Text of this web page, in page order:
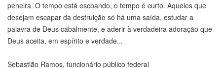
peneira. O tempo está escoando, o tempo é curto. Aqueles que
desejam escapar da destruição só há uma saída, estudar a
palavra de Deus cabalmente, e aderir à verdadeira adoração que
Deus aceita, em espírito e verdade...
Sebastião Ramos, funcionário público federal